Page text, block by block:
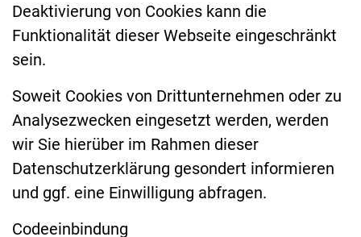
Deaktivierung von Cookies kann die
Funktionalität dieser Webseite eingeschränkt
sein.
Soweit Cookies von Drittunternehmen oder zu
Analysezwecken eingesetzt werden, werden
wir Sie hierüber im Rahmen dieser
Datenschutzerklärung gesondert informieren
und ggf. eine Einwilligung abfragen.
Codeeinbindung